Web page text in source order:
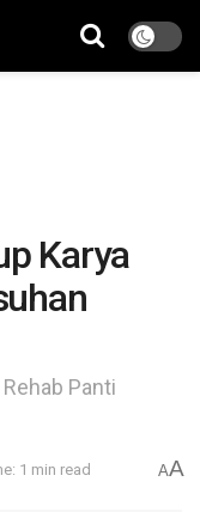
Karya
Panti
1 min read AA